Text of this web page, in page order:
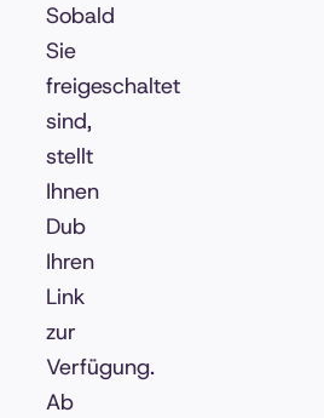
Sobald
Sie
freigeschaltet
sind,
stellt
Ihnen
Dub
Ihren
Link
zur
Verfügung.
Ab